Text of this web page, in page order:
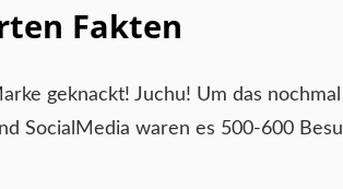
Fakten
geknackt! Juchu! Um das
SocialMedia waren es 500-600